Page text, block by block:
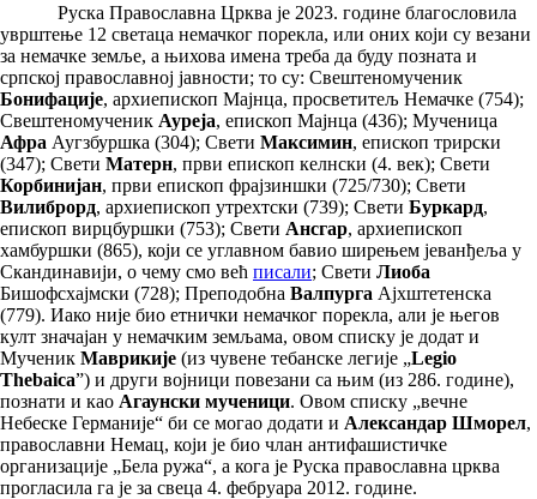
Руска Православна Црква је 2023. године благословила
уврштење 12 светаца немачког порекла, или оних који су везани
за немачке земље, а њихова имена треба да буду позната и
српској православној јавности; то су: Свештеномученик
Бонифације, архиепископ Мајнца, просветитељ Немачке (754);
Свештеномученик Ауреја, епископ Мајнца (436); Мученица
Афра Аугзбуршка (304); Свети Максимин, епископ трирски
(347); Свети Матерн, први епископ келнски (4. век); Свети
Корбинијан, први епископ фрајзиншки (725/730); Свети
Вилиброрд, архиепископ утрехтски (739); Свети Буркард,
епископ вирцбуршки (753); Свети Ансгар, архиепископ
хамбуршки (865), који се углавном бавио ширењем јеванђеља у
Скандинавији, о чему смо већ писали; Свети Лиоба
Бишофсхајмски (728); Преподобна Валпурга Ајхштетенска
(779). Иако није био етнички немачког порекла, али је његов
култ значајан у немачким земљама, овом списку је додат и
Мученик Маврикије (из чувене тебанске легије „Legio
Thebaica”) и други војници повезани са њим (из 286. године),
познати и као Агаунски мученици. Овом списку „вечне
Небеске Германије“ би се могао додати и Александар Шморел,
православни Немац, који је био члан антифашистичке
организације „Бела ружа“, а кога је Руска православна црква
прогласила га је за свеца 4. фебруара 2012. године.